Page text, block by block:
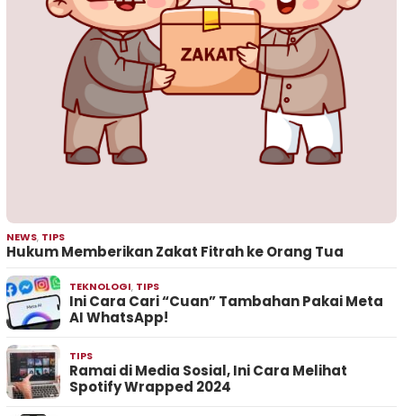
NEWS, TIPS
Hukum Memberikan Zakat Fitrah ke Orang Tua
TEKNOLOGI, TIPS
Ini Cara Cari “Cuan” Tambahan Pakai Meta
AI WhatsApp!
TIPS
Ramai di Media Sosial, Ini Cara Melihat
Spotify Wrapped 2024